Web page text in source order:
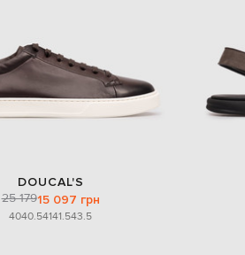
DOUCAL'S
25 17915 097 грн
4040.54141.543.5